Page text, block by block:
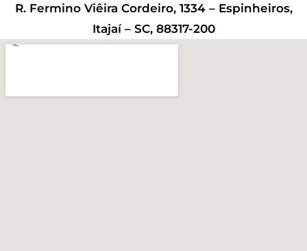
R. Fermino Viêira Cordeiro, 1334 – Espinheiros,
Itajaí – SC, 88317-200